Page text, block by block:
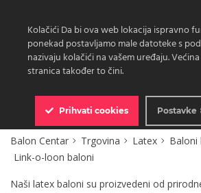
Balon Centar Trgovina Latex
Baloni
Link-o-loon baloni
Naši latex baloni su proizvedeni od
Kolačići Da bi ova web lokacija ispravno
ponekad postavljamo male datoteke s
nazivaju kolačići na vašem uređaju.
stranica također to čini.
Prihvati cookies Postavke